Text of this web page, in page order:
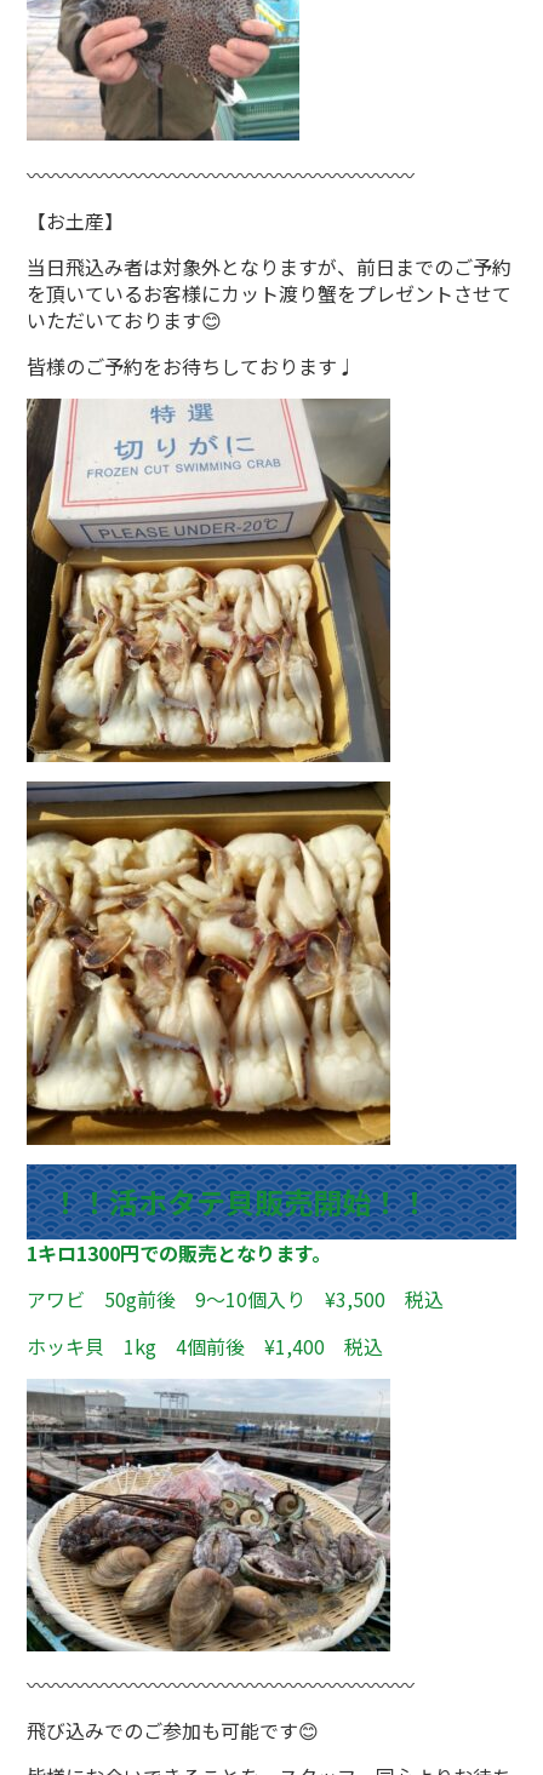
〰〰〰〰〰〰〰〰〰〰〰〰〰〰〰〰〰〰〰〰
【お土産】
当日飛込み者は対象外となりますが、前日までのご予約
を頂いているお客様にカット渡り蟹をプレゼントさせて
いただいております😊
皆様のご予約をお待ちしております♩
！！活ホタテ貝販売開始！！
1キロ1300円での販売となります。
アワビ 50g前後 9～10個入り ¥3,500 税込
ホッキ貝 1kg 4個前後 ¥1,400 税込
〰〰〰〰〰〰〰〰〰〰〰〰〰〰〰〰〰〰〰〰
飛び込みでのご参加も可能です😊